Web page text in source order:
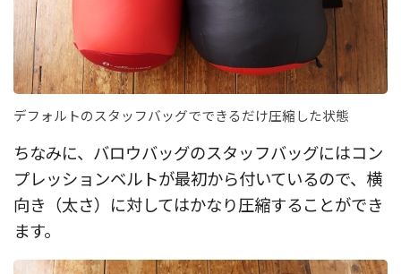
デフォルトのスタッフバッグでできるだけ圧縮した状態
ちなみに、バロウバッグのスタッフバッグにはコン
プレッションベルトが最初から付いているので、横
向き（太さ）に対してはかなり圧縮することができ
ます。